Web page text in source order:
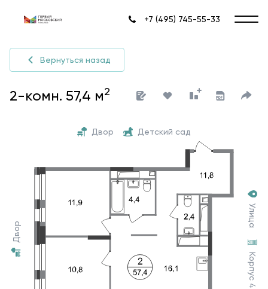
+7 (495) 745-55-33
Вернуться назад
2-комн. 57,4 м2
Двор
Улица
Корпус 4
Двор Детский сад